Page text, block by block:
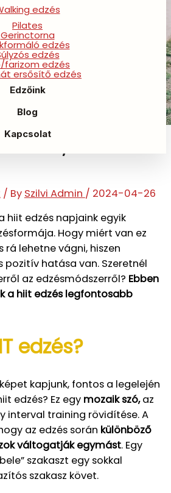
edzés
Pilates
Gerinctorna
edzés
edzés
farizom edzés
ersősítő edzés
Edzőink
Blog
Kapcsolat
amit tudni
/ By Szilvi Admin / 2024-04-26
hiit edzés napjaink egyik
Hogy miért van ez
lehetne vágni, hiszen
pozitív hatása van. Szeretnél
az edzésmódszerről? Ebben
a hiitedzés legfontosabb
edzés?
kapjunk, fontos a legelején
edzés? Ez egy mozaik szó,az
interval training rövidítése. A
az edzés során különböző
váltogatják egymást. Egy
szakaszt egy sokkal
szakasz követ.